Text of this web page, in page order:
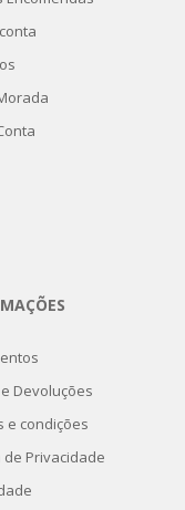
Devoluções
e condições
de Privacidade